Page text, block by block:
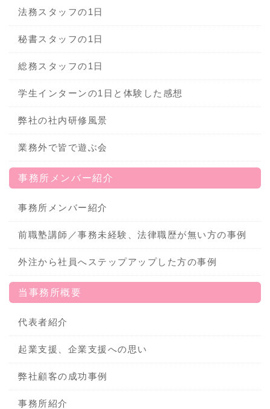
法務スタッフの1日
秘書スタッフの1日
総務スタッフの1日
学生インターンの1日と体験した感想
弊社の社内研修風景
業務外で皆で遊ぶ会
事務所メンバー紹介
事務所メンバー紹介
前職塾講師／事務未経験、法律職歴が無い方の事例
外注から社員へステップアップした方の事例
当事務所概要
代表者紹介
起業支援、企業支援への思い
弊社顧客の成功事例
事務所紹介